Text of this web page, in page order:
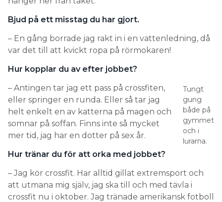
Bjud på ett misstag du har gjort.
– En gång borrade jag rakt in i en vattenledning, då
var det till att kvickt ropa på rörmokaren!
Tungt
gung
både på
gymmet
och i
lurarna.
Hur kopplar du av efter jobbet?
– Antingen tar jag ett pass på crossfiten,
eller springer en runda. Eller så tar jag
helt enkelt en av katterna på magen och
somnar på soffan. Finns inte så mycket
mer tid, jag har en dotter på sex år.
Hur tränar du för att orka med jobbet?
– Jag kör crossfit. Har alltid gillat extremsport och
att utmana mig själv, jag ska till och med tävla i
crossfit nu i oktober. Jag tränade amerikansk fotboll